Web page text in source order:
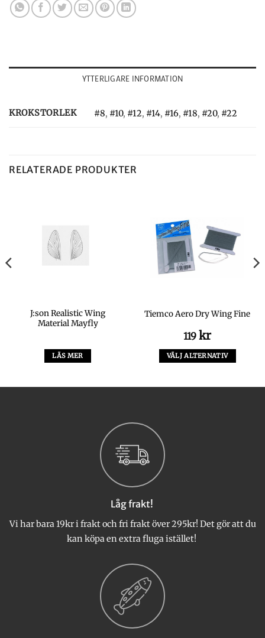
YTTERLIGARE INFORMATION
KROKSTORLEK #8, #10, #12, #14, #16, #18, #20, #22
RELATERADE PRODUKTER
J:son Realistic Wing
Material Mayfly
LÄS MER
Tiemco Aero Dry Wing Fine
119 kr
VÄLJ ALTERNATIV
produktsidan
Låg frakt!
Vi har bara 19kr i frakt och fri frakt över 295kr! Det gör att du
kan köpa en extra fluga istället!